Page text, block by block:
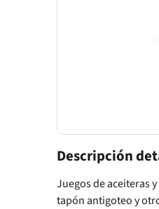
Descripción
Juegos de aceiteras
tapón antigoteo y